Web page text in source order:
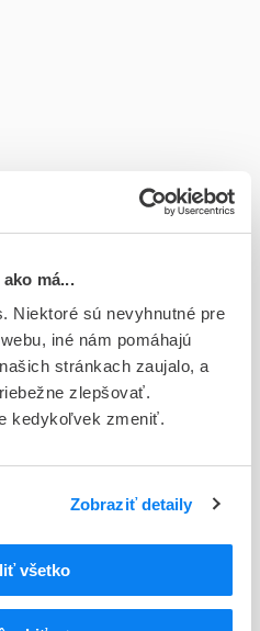
má...
Niektoré sú nevyhnutné pre
iné nám pomáhajú
stránkach zaujalo, a
zlepšovať.
kedykoľvek zmeniť.
Zobraziť detaily
všetko
PVC-Al)
S.L. , Španielsko
(zmena WHO)
(zmena WHO)